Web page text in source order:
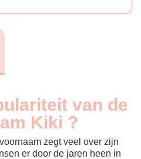
van de
Kiki ?
zegt veel over zijn
er door de jaren heen in